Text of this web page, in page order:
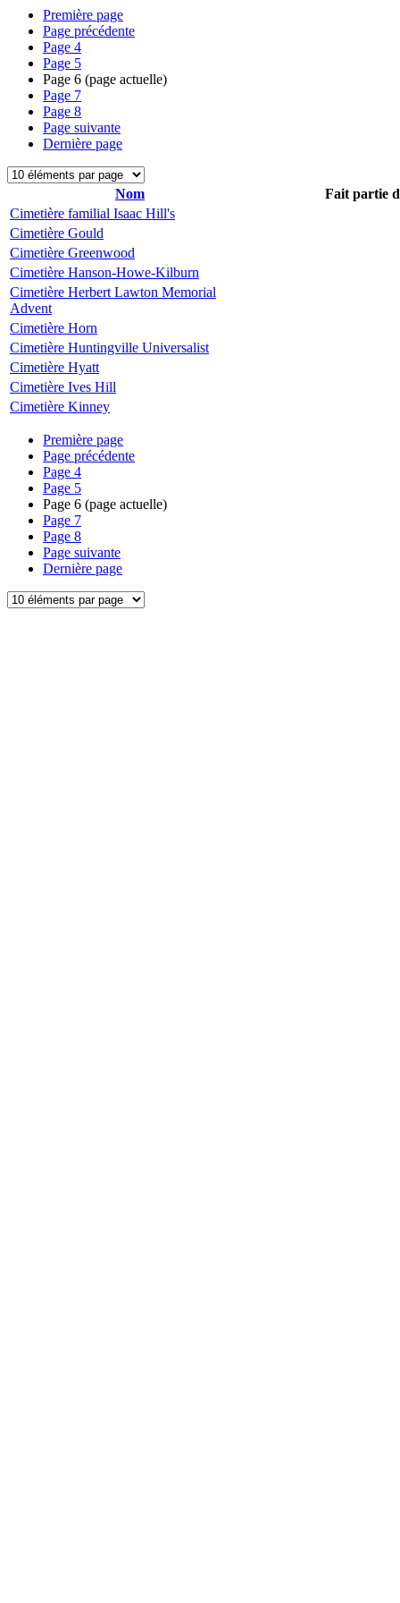
Première page
Page précédente
Page 4
Page 5
Page 6 (page actuelle)
Page 7
Page 8
Page suivante
Dernière page
Nom
Fait partie
Cimetière familial Isaac Hill's
Cimetière Gould
Cimetière Greenwood
Cimetière Hanson-Howe-Kilburn
Cimetière Herbert Lawton Memorial
Advent
Cimetière Horn
Cimetière Huntingville Universalist
Cimetière Hyatt
Cimetière Ives Hill
Cimetière Kinney
Première page
Page précédente
Page 4
Page 5
Page 6 (page actuelle)
Page 7
Page 8
Page suivante
Dernière page